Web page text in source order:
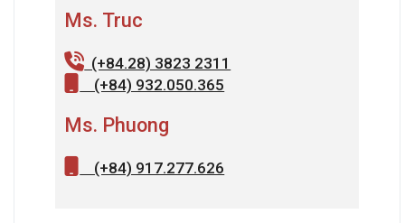
Ms. Truc
(+84.28) 3823 2311
(+84) 932.050.365
Ms. Phuong
(+84) 917.277.626